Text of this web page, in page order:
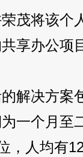
茂将该个
享办公项
解决方案
一个月至
，人均有